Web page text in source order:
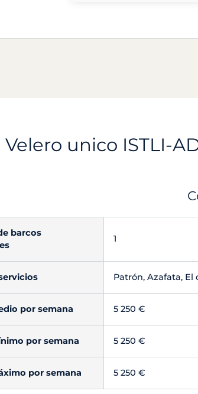
Velero unico ISTLI-
barcos
1
Patrón, Azafata, El
por semana 5 250 €
por semana 5 250 €
por semana 5 250 €